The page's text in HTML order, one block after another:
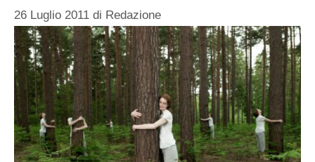
26 Luglio 2011 di Redazione